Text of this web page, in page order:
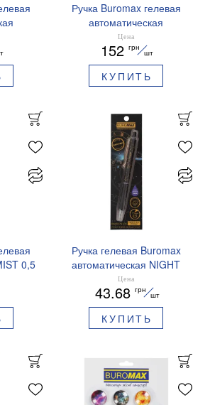
0,5 мм
Ручка Buromax гелевая
автоматическая
PRESTIGE GOLD 0,5 мм
синие чернила BM.83101
Цена
152 грн
шт
КУПИТЬ
0,5
Ручка гелевая Buromax
автоматическая NIGHT
SKY ZODIAC 0.5 мм
ароматизированный грипп
синие чернила BM.8379-
01
Цена
43.68 грн
шт
КУПИТЬ